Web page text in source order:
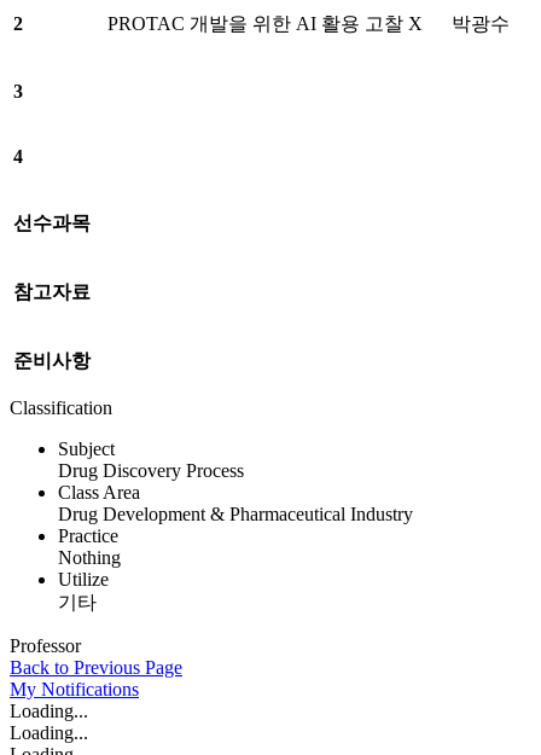
2 PROTAC 개발을 위한 AI 활용 고찰 X 박광수
3
4
선수과목
참고자료
준비사항
Classification
Subject
Drug Discovery Process
Class Area
Drug Development & Pharmaceutical Industry
Practice
Nothing
Utilize
기타
Professor
Back to Previous Page
My Notifications
Loading...
Loading...